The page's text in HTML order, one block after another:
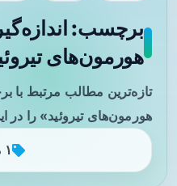
برچسب:
هورمون‌های
تازه‌ترین مطالب مرتبط
هورمون‌های تیروئید» را
۱ مطلب